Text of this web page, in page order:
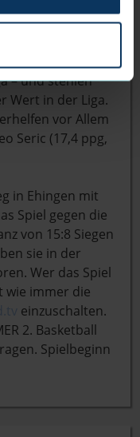
(35,4 rpg).
ist eine der
3 Würfe ihrer
– und stehlen
Wert in der Liga.
vor Allem
Seric (17,4 ppg,
in Ehingen mit
Spiel gegen die
von 15:8 Siegen
sie in der
Wer das Spiel
wie immer die
einzuschalten.
2. Basketball
Spielbeginn